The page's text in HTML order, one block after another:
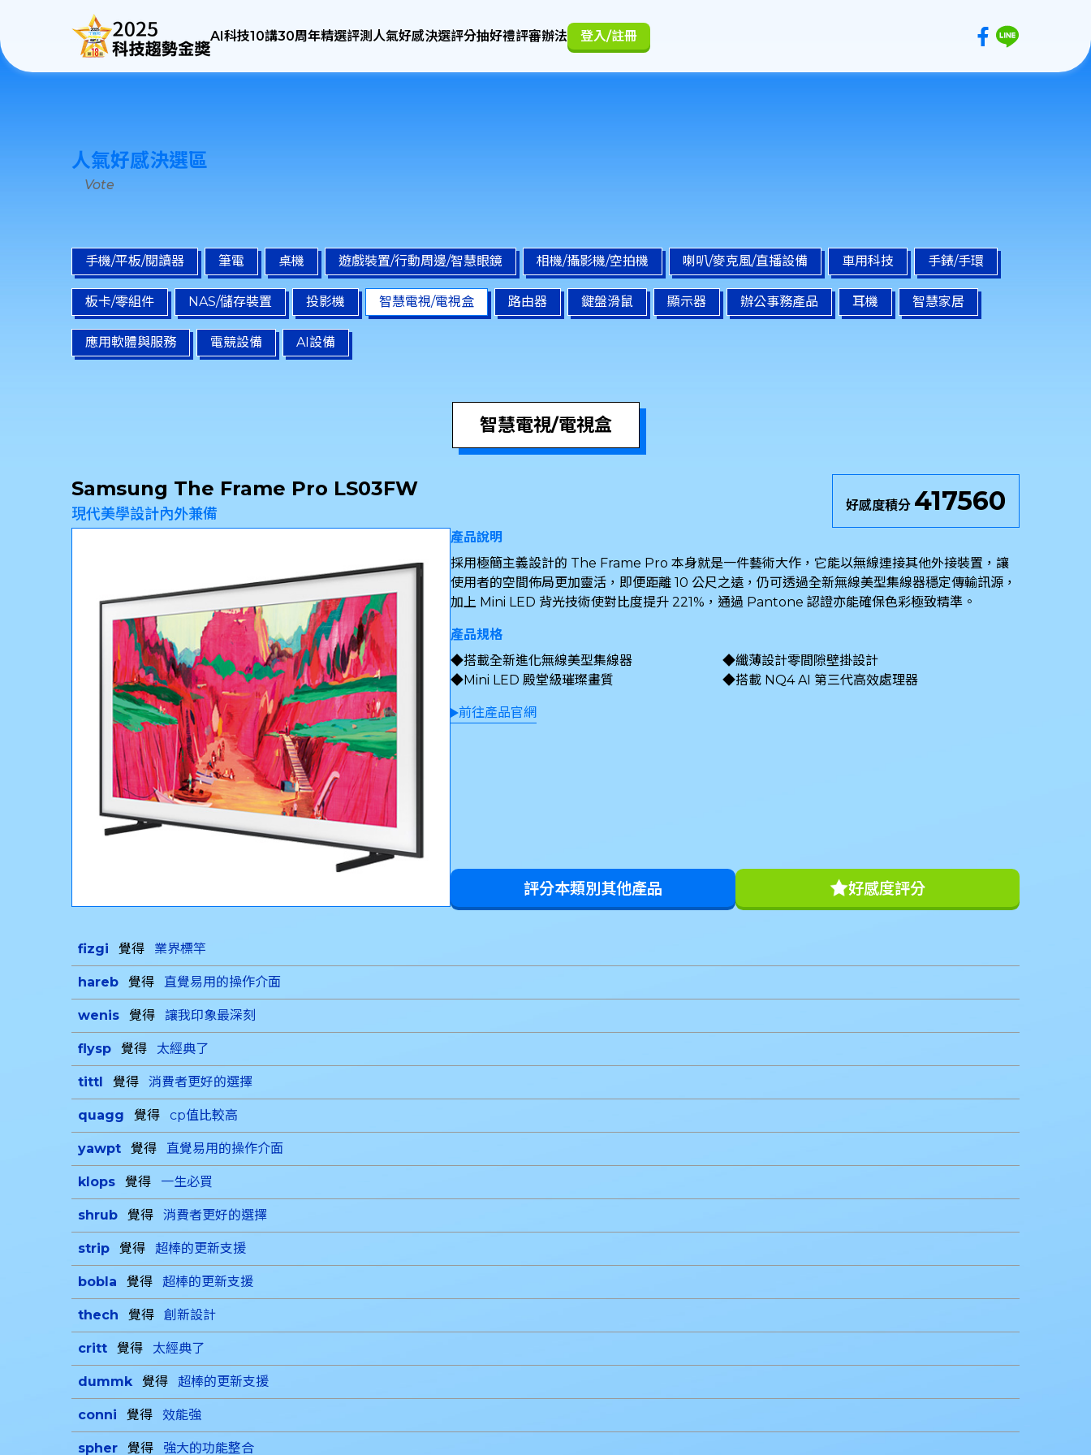
AI科技10講30周年精選評測 人氣好感決選評分抽好禮評審辦法 登入/註冊
人氣好感決選區
Vote
手機/平板/閱讀器 筆電 桌機 遊戲裝置/行動周邊/智慧眼鏡 相機/攝影機/空拍機 喇叭/麥克風/直播設備 車用科技 手錶/手環
板卡/零組件 NAS/儲存裝置 投影機 智慧電視/電視盒 路由器 鍵盤滑鼠 顯示器 辦公事務產品 耳機 智慧家居
應用軟體與服務 電競設備 AI設備
智慧電視/電視盒
Samsung The Frame Pro LS03FW
現代美學設計內外兼備 好感度積分 417560
產品說明
採用極簡主義設計的 The Frame Pro 本身就是一件藝術大作，它能以無線連接其他外接裝置，讓
使用者的空間佈局更加靈活，即便距離 10 公尺之遠，仍可透過全新無線美型集線器穩定傳輸訊源，
加上 Mini LED 背光技術使對比度提升 221%，通過 Pantone 認證亦能確保色彩極致精準。
產品規格
搭載全新進化無線美型集線器
纖薄設計零間隙壁掛設計
Mini LED 殿堂級璀璨畫質
搭載 NQ4 AI 第三代高效處理器
前往產品官網
評分本類別其他產品 好感度評分
fizgi 覺得 業界標竿
hareb 覺得 直覺易用的操作介面
wenis 覺得 讓我印象最深刻
flysp 覺得 太經典了
tittl 覺得 消費者更好的選擇
quagg 覺得 cp值比較高
yawpt 覺得 直覺易用的操作介面
klops 覺得 一生必買
shrub 覺得 消費者更好的選擇
strip 覺得 超棒的更新支援
bobla 覺得 超棒的更新支援
thech 覺得 創新設計
critt 覺得 太經典了
dummk 覺得 超棒的更新支援
conni 覺得 效能強
spher 覺得 強大的功能整合